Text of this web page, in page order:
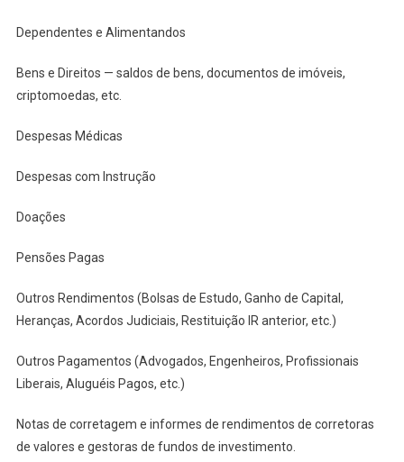
Dependentes e Alimentandos
Bens e Direitos — saldos de bens, documentos de imóveis,
criptomoedas, etc.
Despesas Médicas
Despesas com Instrução
Doações
Pensões Pagas
Outros Rendimentos (Bolsas de Estudo, Ganho de Capital,
Heranças, Acordos Judiciais, Restituição IR anterior, etc.)
Outros Pagamentos (Advogados, Engenheiros, Profissionais
Liberais, Aluguéis Pagos, etc.)
Notas de corretagem e informes de rendimentos de corretoras
de valores e gestoras de fundos de investimento.